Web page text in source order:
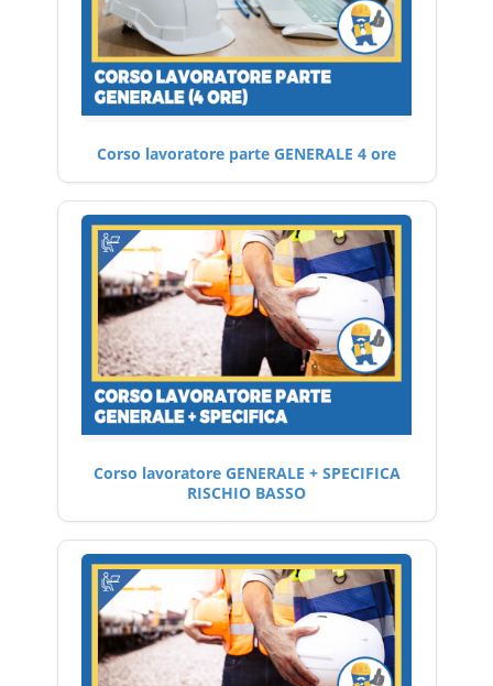
Corso lavoratore parte GENERALE 4 ore
Corso lavoratore GENERALE + SPECIFICA
RISCHIO BASSO